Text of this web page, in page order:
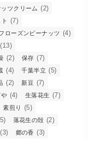
ッツクリーム (2)
(7)
ローズンピーナッツ (4)
(13)
(2) 保存 (7)
(4) 千葉半立 (5)
(2) 新豆 (7)
(4) 生落花生 (7)
素煎り (5)
落花生の殻 (2)
(3) 郷の香 (3)